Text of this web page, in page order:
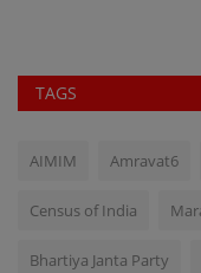
TAGS
AIMIM Amravat6
Census of India
Bhartiya Janta Party